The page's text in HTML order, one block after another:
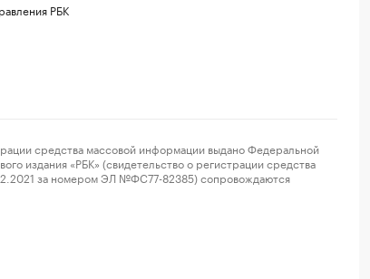
РБК
средства массовой информации выдано Федеральной
издания «РБК» (свидетельство о регистрации средства
за номером ЭЛ №ФС77-82385) сопровождаются